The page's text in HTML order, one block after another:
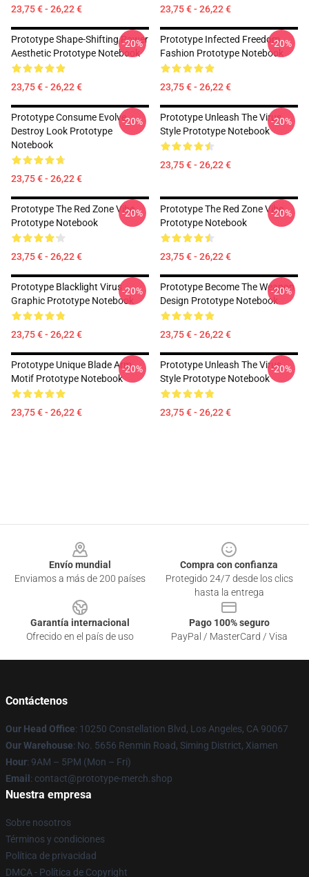
23,75 € - 26,22 € 23,75 € - 26,22 €
Prototype Shape-Shifting Power
Aesthetic Prototype Notebook
23,75 € - 26,22 €
-20%
Prototype Infected Freedom
Fashion Prototype Notebook
23,75 € - 26,22 €
-20%
Prototype Consume Evolve
Destroy Look Prototype
Notebook
23,75 € - 26,22 €
-20%
Prototype Unleash The Virus
Style Prototype Notebook
23,75 € - 26,22 €
-20%
Prototype The Red Zone Vibe
Prototype Notebook
23,75 € - 26,22 €
-20%
Prototype The Red Zone Vibe
Prototype Notebook
23,75 € - 26,22 €
-20%
Prototype Blacklight Virus
Graphic Prototype Notebook
23,75 € - 26,22 €
-20%
Prototype Become The Weapon
Design Prototype Notebook
23,75 € - 26,22 €
-20%
Prototype Unique Blade Arm
Motif Prototype Notebook
23,75 € - 26,22 €
-20%
Prototype Unleash The Virus
Style Prototype Notebook
23,75 € - 26,22 €
-20%
Envío mundial
Enviamos a más de 200 países
Compra con confianza
Protegido 24/7 desde los clics
hasta la entrega
Garantía internacional
Ofrecido en el país de uso
Pago 100% seguro
PayPal / MasterCard / Visa
Contáctenos
Our Head Office: 10250 Constellation Blvd, Los Angeles, CA 90067
Our Warehouse: No. 5656 Renmin Road, Siming District, Xiamen
Hour: 9AM – 5PM (Mon – Fri)
Email : contact@prototype-merch.shop
Nuestra empresa
Sobre nosotros
Términos y condiciones
Política de privacidad
DMCA - Política de Copyright